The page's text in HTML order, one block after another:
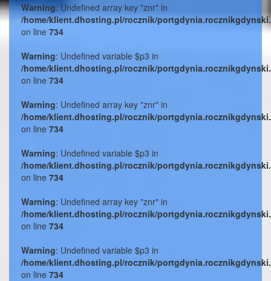
Warning: Undefined array key "znr" in
/home/klient.dhosting.pl/rocznik/
on line 734
Warning: Undefined variable $p3 in
/home/klient.dhosting.pl/rocznik/
on line 734
Warning: Undefined array key "znr" in
/home/klient.dhosting.pl/rocznik/
on line 734
Warning: Undefined variable $p3 in
/home/klient.dhosting.pl/rocznik/
on line 734
Warning: Undefined array key "znr" in
/home/klient.dhosting.pl/rocznik/
on line 734
Warning: Undefined variable $p3 in
/home/klient.dhosting.pl/rocznik/
on line 734